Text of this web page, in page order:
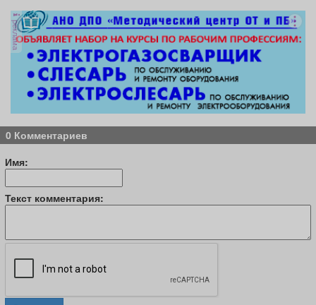
реклама
0 Комментариев
Имя:
Текст комментария: